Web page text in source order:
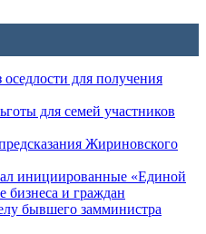
для получения
для семей участников
Жириновского
инициированные «Единой
бизнеса и граждан
бывшего замминистра